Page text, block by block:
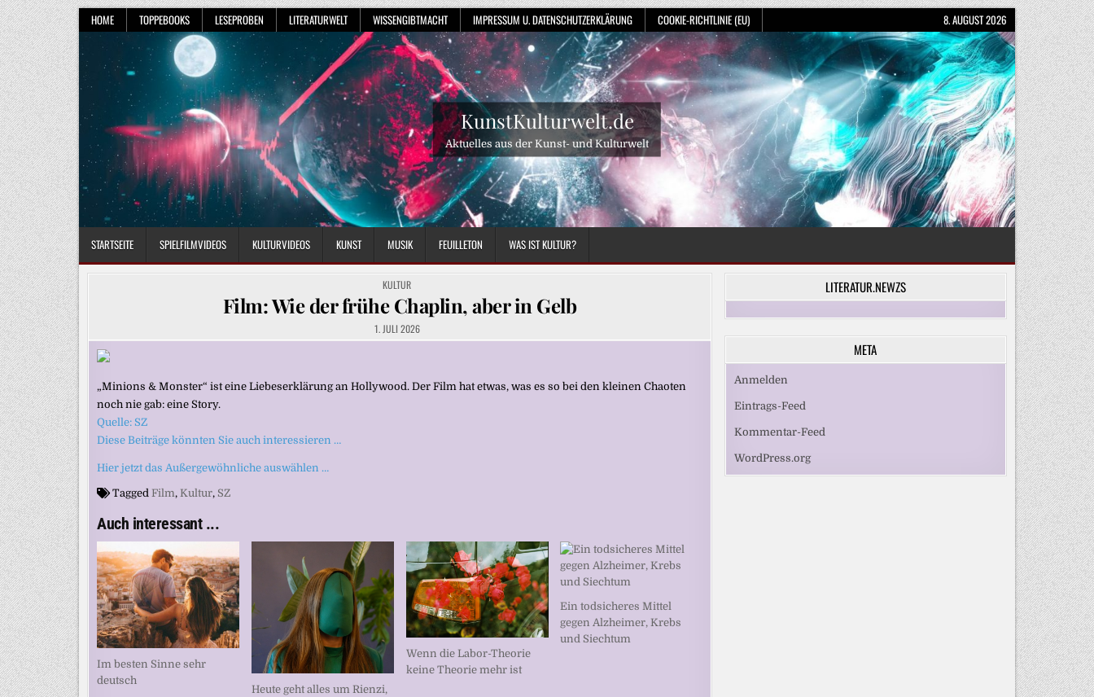
Skip
to
content
HOME TOPPEBOOKS LESEPROBEN LITERATURWELT WISSENGIBTMACHT IMPRESSUM U. DATENSCHUTZERKLÄRUNG COOKIE-RICHTLINIE (EU) 8. AUGUST 2026
KunstKulturwelt.de
Aktuelles aus der Kunst- und Kulturwelt
STARTSEITE SPIELFILMVIDEOS KULTURVIDEOS KUNST MUSIK FEUILLETON WAS IST KULTUR?
POSTED
IN
KULTUR
Film: Wie der frühe Chaplin, aber in Gelb
1. JULI 2026
„Minions & Monster“ ist eine Liebeserklärung an Hollywood. Der Film hat etwas, was es so bei den kleinen Chaoten
noch nie gab: eine Story.
Quelle: SZ
Diese Beiträge könnten Sie auch interessieren …
Hier jetzt das Außergewöhnliche auswählen …
Tagged Film, Kultur, SZ
Auch interessant ...
Im besten Sinne sehr
deutsch
Heute geht alles um Rienzi,
Wenn die Labor-Theorie
keine Theorie mehr ist
Ein todsicheres Mittel
gegen Alzheimer, Krebs
und Siechtum
LITERATUR.NEWZS
META
Anmelden
Eintrags-Feed
Kommentar-Feed
WordPress.org